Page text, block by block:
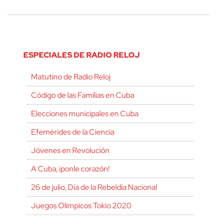
ESPECIALES DE RADIO RELOJ
Matutino de Radio Reloj
Código de las Familias en Cuba
Elecciones municipales en Cuba
Efemérides de la Ciencia
Jóvenes en Revolución
A Cuba, ¡ponle corazón!
26 de julio, Día de la Rebeldía Nacional
Juegos Olímpicos Tokio 2020